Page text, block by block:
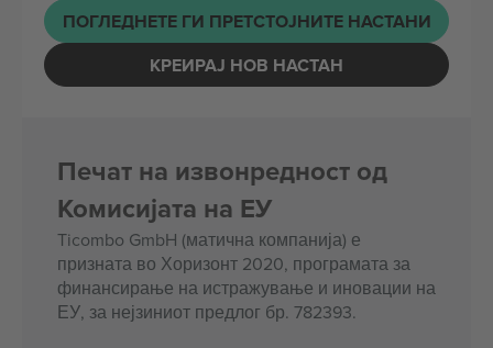
ПОГЛЕДНЕТЕ ГИ ПРЕТСТОЈНИТЕ НАСТАНИ
КРЕИРАЈ НОВ НАСТАН
Печат на извонредност од
Комисијата на ЕУ
Ticombo GmbH (матична компанија) е
призната во Хоризонт 2020, програмата за
финансирање на истражување и иновации на
ЕУ, за нејзиниот предлог бр. 782393.